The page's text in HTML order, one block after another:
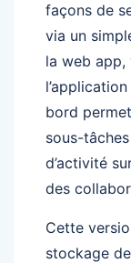
façons de
via un
la web app,
bord
sous-
d’activité
des
Cette
stockage